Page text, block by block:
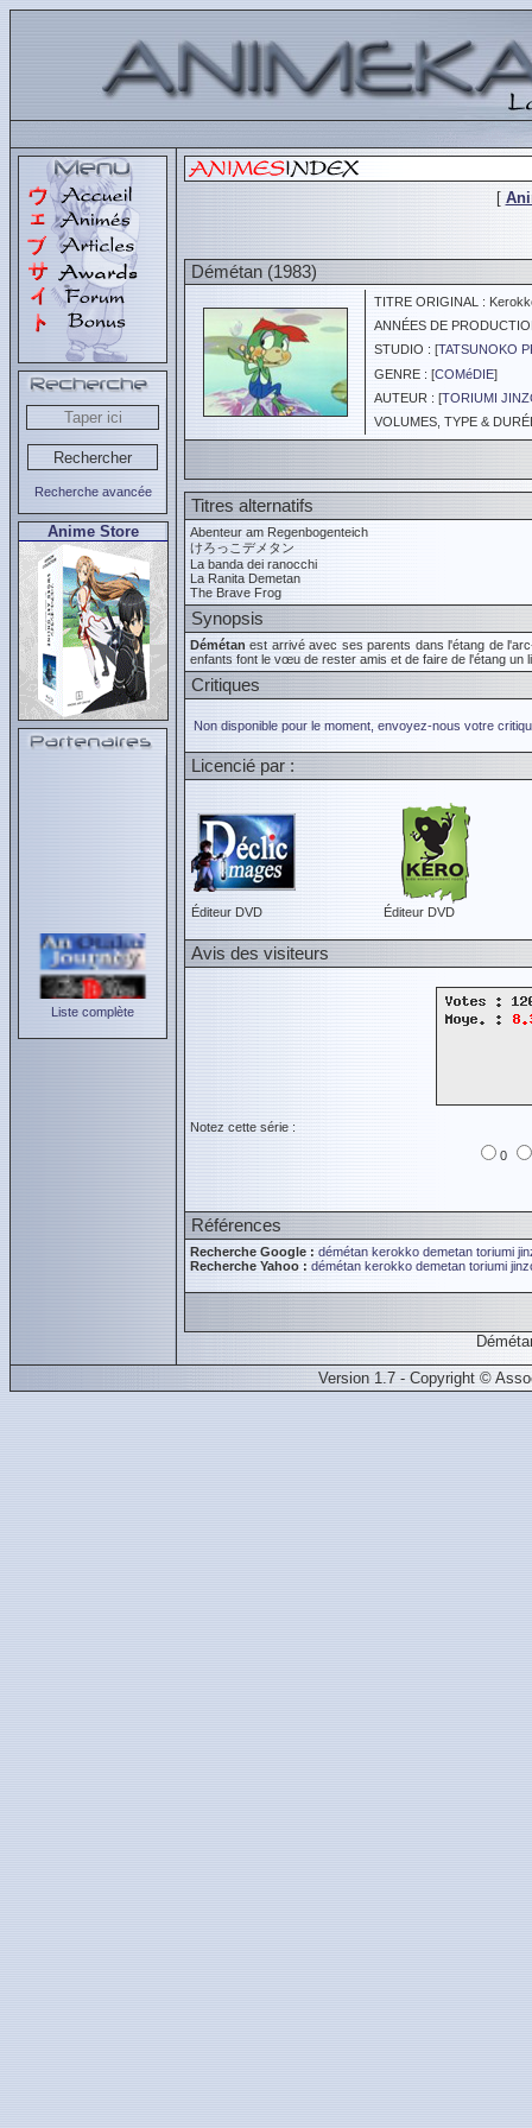
Recherche avancée
Anime Store
Liste complète
[
Démétan (1983)
TITRE ORIGINAL :
ANNÉES DE
STUDIO : [TATSUNOKO
GENRE : [COMéDIE]
AUTEUR : [TORIUMI
VOLUMES, TYPE &
Titres alternatifs
Abenteur am Regenbogenteich
けろっこデメタン
La banda dei ranocchi
La Ranita Demetan
The Brave Frog
Synopsis
Démétan est arrivé avec ses parents dans l'étang de
enfants font le vœu de rester amis et de faire de l'étang un
Critiques
Non disponible pour le moment, envoyez-nous votre
Licencié par :
Éditeur DVD Éditeur DVD
Avis des visiteurs
Notez cette série :
0
Références
Recherche Google : démétan kerokko demetan toriumi
Recherche Yahoo : démétan kerokko demetan toriumi
Version 1.7 - Copyright ©